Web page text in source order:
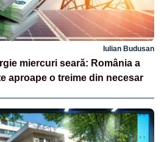
Iulian Budusan
miercuri seară: România a
aproape o treime din necesar